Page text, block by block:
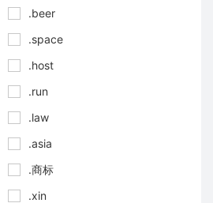
.beer
.space
.host
.run
.law
.asia
.商标
.xin